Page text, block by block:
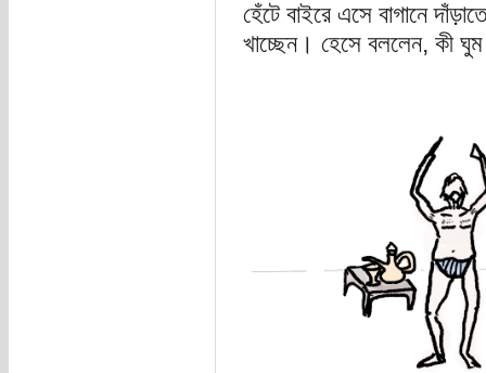
হেঁটে বাইরে এসে বাগানে
খাচ্ছেন। হেসে বললেন, কী